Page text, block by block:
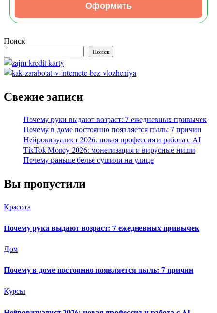
Оформить
Поиск
Поиск
Свежие записи
Почему руки выдают возраст: 7 ежедневных привычек
Почему в доме постоянно появляется пыль: 7 причин
Нейровизуалист 2026: новая профессия и работа с AI
TikTok Money 2026: монетизация и вирусные ниши
Почему раньше бельё сушили на улице
Вы пропустили
Красота
Почему руки выдают возраст: 7 ежедневных привычек
Дом
Почему в доме постоянно появляется пыль: 7 причин
Курсы